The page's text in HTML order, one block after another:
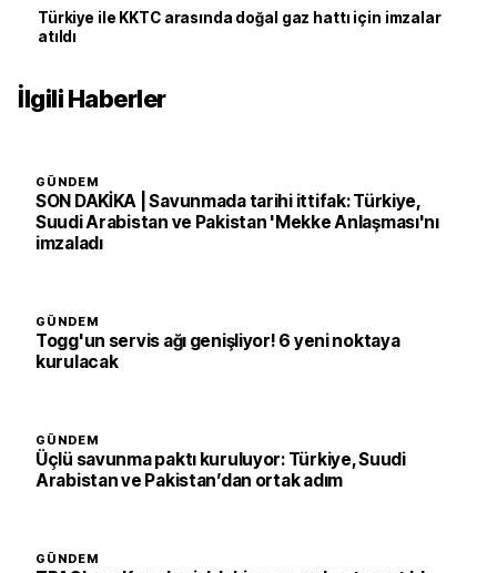
Türkiye ile KKTC arasında doğal gaz hattı için imzalar
atıldı
İlgili Haberler
GÜNDEM
SON DAKİKA | Savunmada tarihi ittifak: Türkiye,
Suudi Arabistan ve Pakistan 'Mekke Anlaşması'nı
imzaladı
GÜNDEM
Togg'un servis ağı genişliyor! 6 yeni noktaya
kurulacak
GÜNDEM
Üçlü savunma paktı kuruluyor: Türkiye, Suudi
Arabistan ve Pakistan’dan ortak adım
GÜNDEM